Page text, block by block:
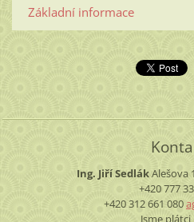
Základní informace
Ing. Jiří SedlákAlešova
+420 777
+420 312 661 080
Jsme plátci